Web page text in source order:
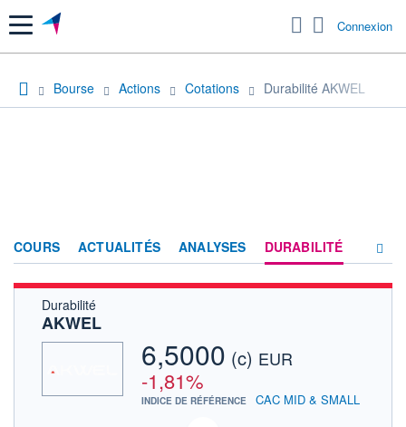
Menu Connexion
Bourse Actions Cotations Durabilité AKWEL
COURS ACTUALITÉS ANALYSES DURABILITÉ
FORUM
HISTORIQUE
Durabilité
AKWEL
6,5000 (c) EUR
-1,81%
INDICE DE RÉFÉRENCE CAC MID & SMALL